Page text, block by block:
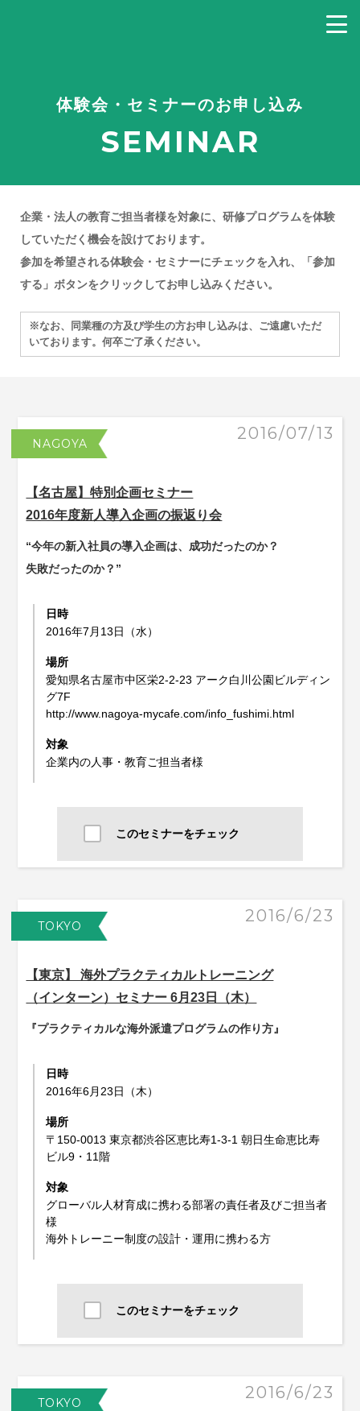
体験会・セミナーのお申し込み
SEMINAR
企業・法人の教育ご担当者様を対象に、研修プログラムを体験
していただく機会を設けております。
参加を希望される体験会・セミナーにチェックを入れ、「参加
する」ボタンをクリックしてお申し込みください。
※なお、同業種の方及び学生の方お申し込みは、ご遠慮いただ
いております。何卒ご了承ください。
NAGOYA
2016/07/13
【名古屋】特別企画セミナー
2016年度新人導入企画の振返り会
“今年の新入社員の導入企画は、成功だったのか？
失敗だったのか？”
日時
2016年7月13日（水）
場所
愛知県名古屋市中区栄2-2-23 アーク白川公園ビルディン
グ7F
http://www.nagoya-mycafe.com/info_fushimi.html
対象
企業内の人事・教育ご担当者様
このセミナーをチェック
TOKYO
2016/6/23
【東京】 海外プラクティカルトレーニング
（インターン）セミナー 6月23日（木）
『プラクティカルな海外派遣プログラムの作り方』
日時
2016年6月23日（木）
場所
〒150-0013 東京都渋谷区恵比寿1-3-1 朝日生命恵比寿
ビル9・11階
対象
グローバル人材育成に携わる部署の責任者及びご担当者
様
海外トレーニー制度の設計・運用に携わる方
このセミナーをチェック
TOKYO
2016/6/23